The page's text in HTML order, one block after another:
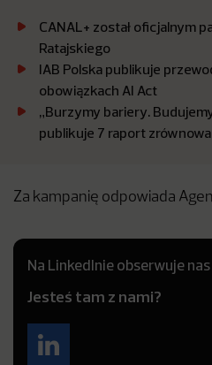
CANAL+ został oficjalnym
Ratajskiego
IAB Polska publikuje
obowiązkach AI Act
„Burzymy bariery.
publikuje 7 raport
Za kampanię odpowiada
Na LinkedInie obserwuje
Jesteś tam z nami?